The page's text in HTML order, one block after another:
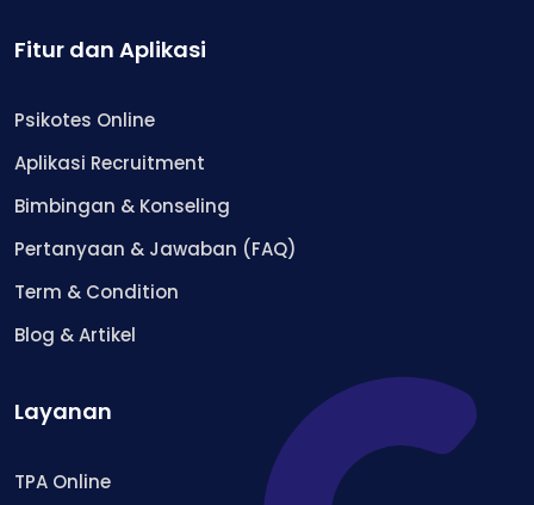
Fitur dan Aplikasi
Psikotes Online
Aplikasi Recruitment
Bimbingan & Konseling
Pertanyaan & Jawaban (FAQ)
Term & Condition
Blog & Artikel
Layanan
TPA Online